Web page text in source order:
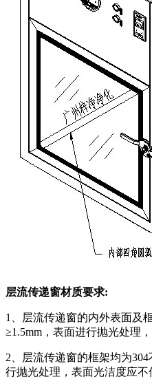
层流传递窗材质要求:
1、层流传递窗的内外表面及
≥1.5mm，表面进行抛光处理
2、层流传递窗的框架均为
行抛光处理，表面光洁度应不